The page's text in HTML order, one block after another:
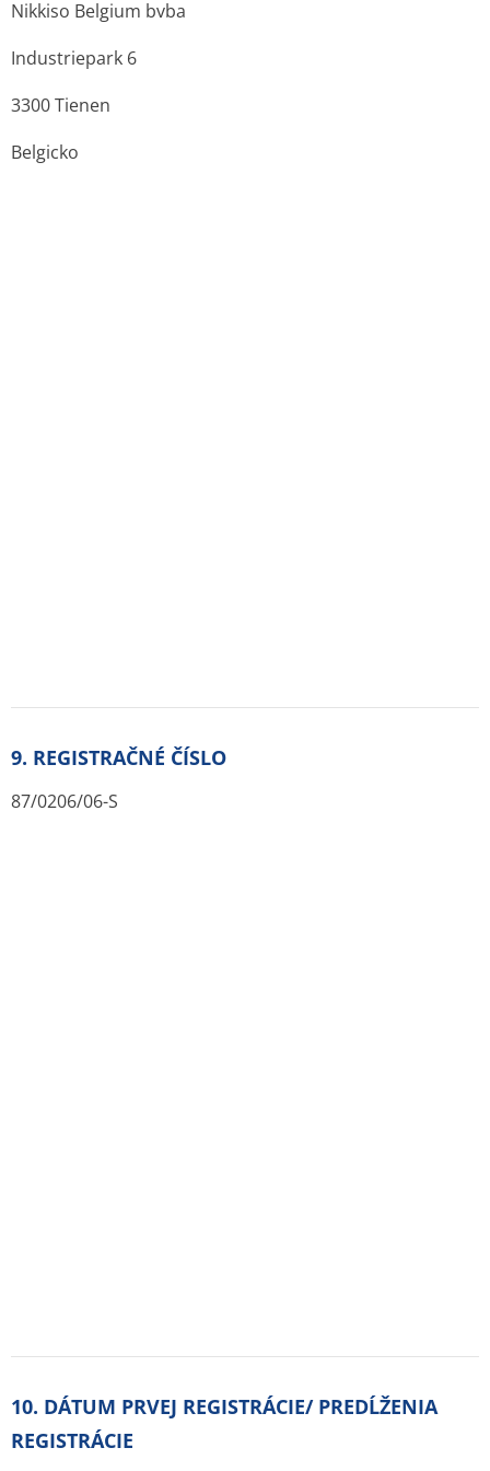
Dátum posledného predĺženia registrácie: 21. mája 2015
Zdroje:Originál PDF (sukl.sk)